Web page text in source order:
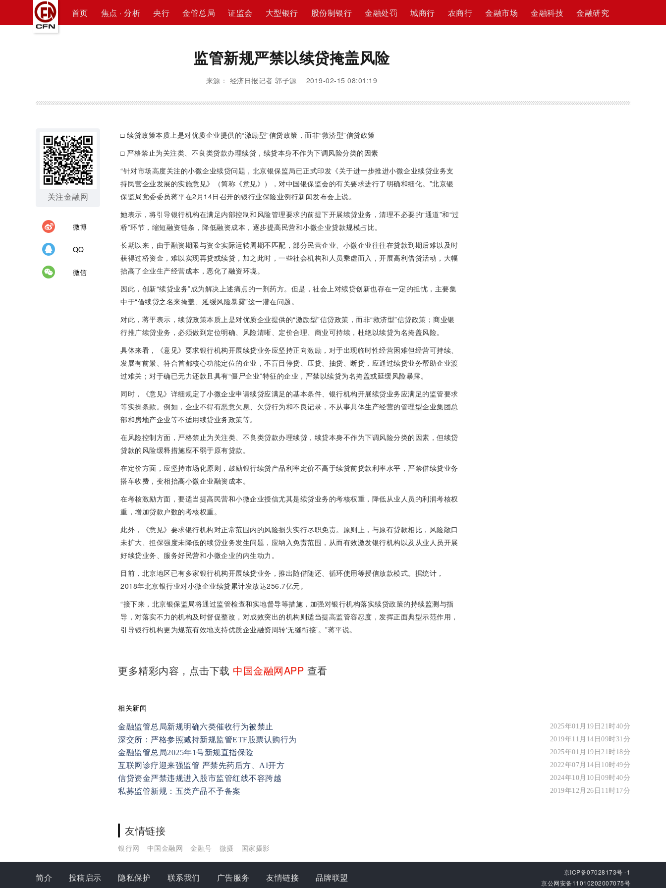
首页 焦点 · 分析 央行 金管总局 证监会 大型银行 股份制银行 金融处罚 城商行 农商行 金融市场 金融科技 金融研究
监管新规严禁以续贷掩盖风险
来源： 经济日报记者 郭子源 2019-02-15 08:01:19
关注金融网
微博
QQ
微信
□ 续贷政策本质上是对优质企业提供的“激励型”信贷政策，而非“救济型”信贷政策
□ 严格禁止为关注类、不良类贷款办理续贷，续贷本身不作为下调风险分类的因素
“针对市场高度关注的小微企业续贷问题，北京银保监局已正式印发《关于进一步推进小微企业续贷业务支
持民营企业发展的实施意见》（简称《意见》），对中国银保监会的有关要求进行了明确和细化。”北京银
保监局党委委员蒋平在2月14日召开的银行业保险业例行新闻发布会上说。
她表示，将引导银行机构在满足内部控制和风险管理要求的前提下开展续贷业务，清理不必要的“通道”和“过
桥”环节，缩短融资链条，降低融资成本，逐步提高民营和小微企业贷款规模占比。
长期以来，由于融资期限与资金实际运转周期不匹配，部分民营企业、小微企业往往在贷款到期后难以及时
获得过桥资金，难以实现再贷或续贷，加之此时，一些社会机构和人员乘虚而入，开展高利借贷活动，大幅
抬高了企业生产经营成本，恶化了融资环境。
因此，创新“续贷业务”成为解决上述痛点的一剂药方。但是，社会上对续贷创新也存在一定的担忧，主要集
中于“借续贷之名来掩盖、延缓风险暴露”这一潜在问题。
对此，蒋平表示，续贷政策本质上是对优质企业提供的“激励型”信贷政策，而非“救济型”信贷政策；商业银
行推广续贷业务，必须做到定位明确、风险清晰、定价合理、商业可持续，杜绝以续贷为名掩盖风险。
具体来看，《意见》要求银行机构开展续贷业务应坚持正向激励，对于出现临时性经营困难但经营可持续、
发展有前景、符合首都核心功能定位的企业，不盲目停贷、压贷、抽贷、断贷，应通过续贷业务帮助企业渡
过难关；对于确已无力还款且具有“僵尸企业”特征的企业，严禁以续贷为名掩盖或延缓风险暴露。
同时，《意见》详细规定了小微企业申请续贷应满足的基本条件、银行机构开展续贷业务应满足的监管要求
等实操条款。例如，企业不得有恶意欠息、欠贷行为和不良记录，不从事具体生产经营的管理型企业集团总
部和房地产企业等不适用续贷业务政策等。
在风险控制方面，严格禁止为关注类、不良类贷款办理续贷，续贷本身不作为下调风险分类的因素，但续贷
贷款的风险缓释措施应不弱于原有贷款。
在定价方面，应坚持市场化原则，鼓励银行续贷产品利率定价不高于续贷前贷款利率水平，严禁借续贷业务
搭车收费，变相抬高小微企业融资成本。
在考核激励方面，要适当提高民营和小微企业授信尤其是续贷业务的考核权重，降低从业人员的利润考核权
重，增加贷款户数的考核权重。
此外，《意见》要求银行机构对正常范围内的风险损失实行尽职免责。原则上，与原有贷款相比，风险敞口
未扩大、担保强度未降低的续贷业务发生问题，应纳入免责范围，从而有效激发银行机构以及从业人员开展
好续贷业务、服务好民营和小微企业的内生动力。
目前，北京地区已有多家银行机构开展续贷业务，推出随借随还、循环使用等授信放款模式。据统计，
2018年北京银行业对小微企业续贷累计发放达256.7亿元。
“接下来，北京银保监局将通过监管检查和实地督导等措施，加强对银行机构落实续贷政策的持续监测与指
导，对落实不力的机构及时督促整改，对成效突出的机构则适当提高监管容忍度，发挥正面典型示范作用，
引导银行机构更为规范有效地支持优质企业融资周转‘无缝衔接’。”蒋平说。
更多精彩内容，点击下载 中国金融网APP 查看
相关新闻
金融监管总局新规明确六类催收行为被禁止 2025年01月19日21时40分
深交所：严格参照减持新规监管ETF股票认购行为 2019年11月14日09时31分
金融监管总局2025年1号新规直指保险 2025年01月19日21时18分
互联网诊疗迎来强监管 严禁先药后方、AI开方 2022年07月14日10时49分
信贷资金严禁违规进入股市监管红线不容跨越 2024年10月10日09时40分
私募监管新规：五类产品不予备案 2019年12月26日11时17分
友情链接
银行网 中国金融网 金融号 微摄 国家摄影
简介 投稿启示 隐私保护 联系我们 广告服务 友情链接 品牌联盟
京ICP备07028173号 -1
京公网安备11010202007075号